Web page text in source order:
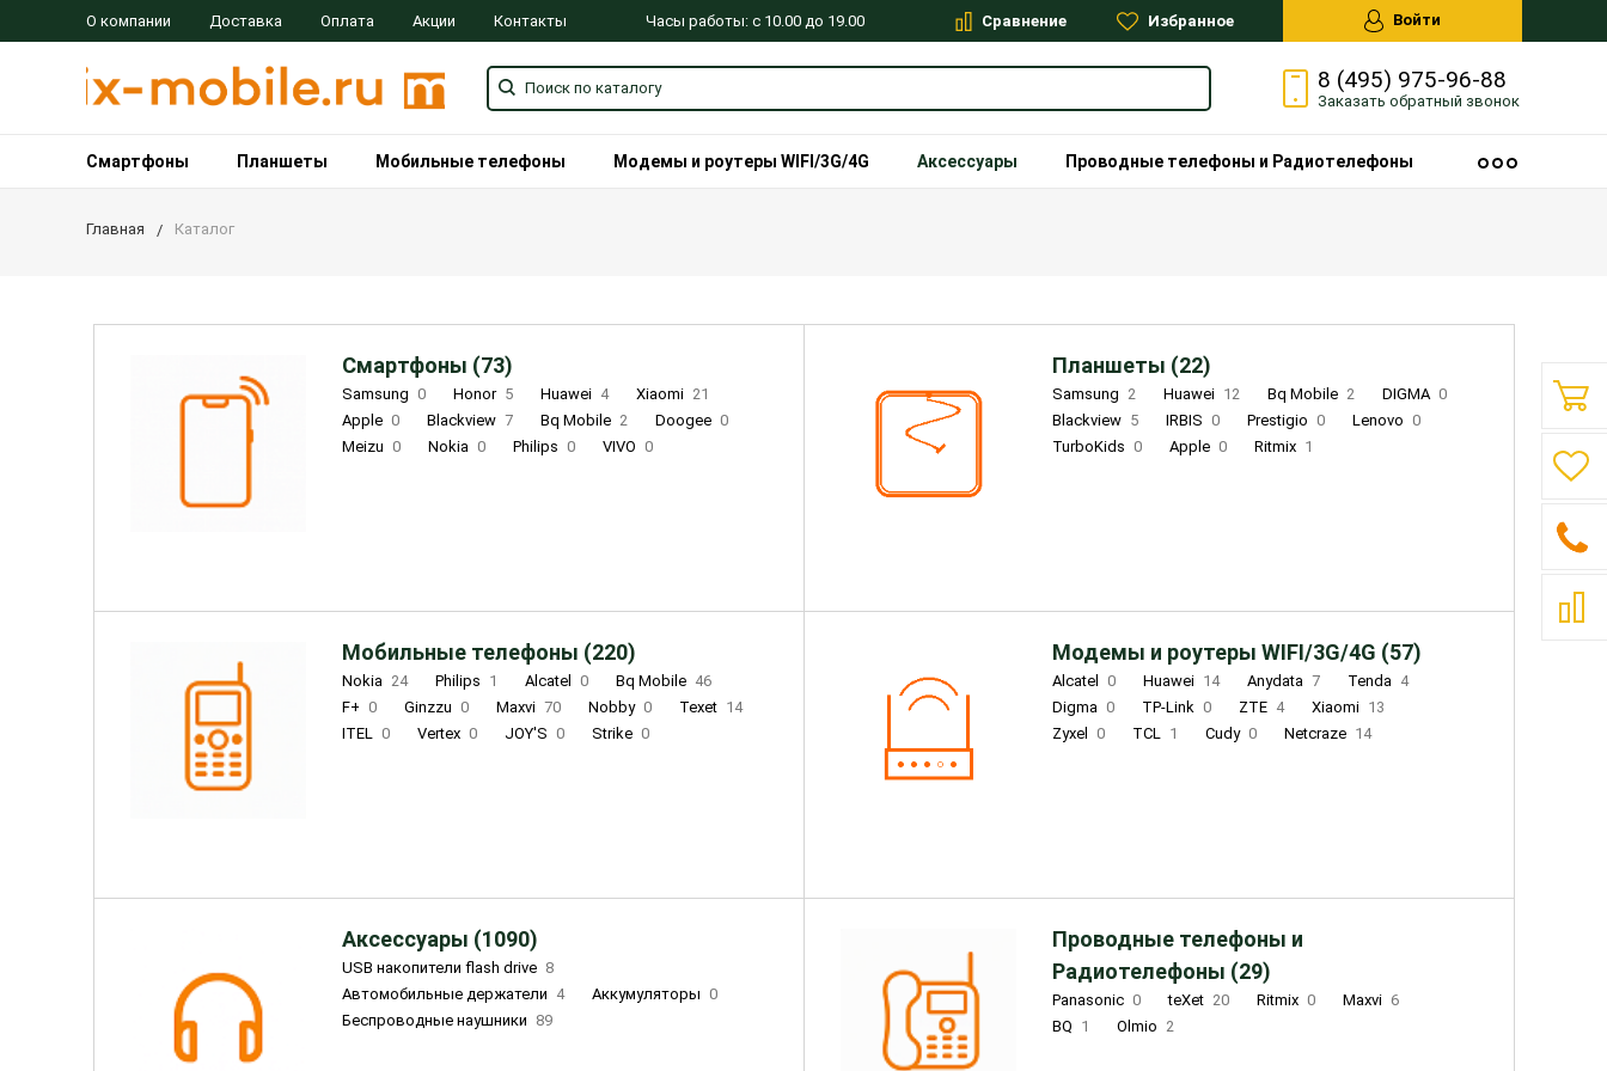
О компании Доставка Оплата Акции Контакты Часы работы: с 10.00 до 19.00 Сравнение Избранное Войти
8 (495) 975-96-88
Заказать обратный звонок
Смартфоны Планшеты Мобильные телефоны Модемы и роутеры WIFI/3G/4G Аксессуары Проводные телефоны и Радиотелефоны
Главная Каталог
Смартфоны (73)
Samsung 0 Honor 5 Huawei 4 Xiaomi 21
Apple 0 Blackview 7 Bq Mobile 2 Doogee 0
Meizu 0 Nokia 0 Philips 0 VIVO 0
Планшеты (22)
Samsung 2 Huawei 12 Bq Mobile 2 DIGMA 0
Blackview 5 IRBIS 0 Prestigio 0 Lenovo 0
TurboKids 0 Apple 0 Ritmix 1
Мобильные телефоны (220)
Nokia 24 Philips 1 Alcatel 0 Bq Mobile 46
F+ 0 Ginzzu 0 Maxvi 70 Nobby 0 Texet 14
ITEL 0 Vertex 0 JOY'S 0 Strike 0
Модемы и роутеры WIFI/3G/4G (57)
Alcatel 0 Huawei 14 Anydata 7 Tenda 4
Digma 0 TP-Link 0 ZTE 4 Xiaomi 13
Zyxel
0 TCL 1 Cudy 0 Netcraze 14
Аксессуары (1090)
USB накопители flash drive 8
Автомобильные держатели 4 Аккумуляторы 0
Беспроводные наушники 89
Проводные телефоны и
Радиотелефоны (29)
Panasonic 0 teXet 20 Ritmix 0 Maxvi 6
BQ 1 Olmio 2